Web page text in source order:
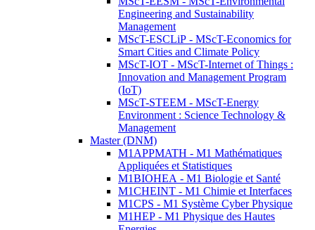
Engineering and Sustainability
Management
MScT-ESCLiP - MScT-Economics for
Smart Cities and Climate Policy
MScT-IOT - MScT-Internet of Things :
Innovation and Management Program
(IoT)
MScT-STEEM - MScT-Energy
Environment : Science Technology &
Management
Master (DNM)
M1APPMATH - M1 Mathématiques
Appliquées et Statistiques
M1BIOHEA - M1 Biologie et Santé
M1CHEINT - M1 Chimie et Interfaces
M1CPS - M1 Système Cyber Physique
M1HEP - M1 Physique des Hautes